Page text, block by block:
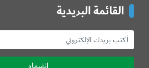
القائمة البريدية